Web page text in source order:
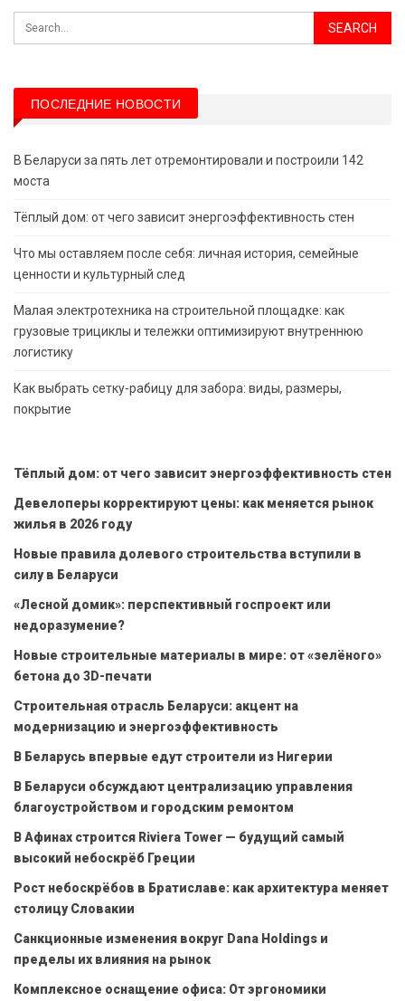
ПОСЛЕДНИЕ НОВОСТИ
В Беларуси за пять лет отремонтировали и построили 142
моста
Тёплый дом: от чего зависит энергоэффективность стен
Что мы оставляем после себя: личная история, семейные
ценности и культурный след
Малая электротехника на строительной площадке: как
грузовые трициклы и тележки оптимизируют внутреннюю
логистику
Как выбрать сетку-рабицу для забора: виды, размеры,
покрытие
Тёплый дом: от чего зависит энергоэффективность стен
Девелоперы корректируют цены: как меняется рынок
жилья в 2026 году
Новые правила долевого строительства вступили в
силу в Беларуси
«Лесной домик»: перспективный госпроект или
недоразумение?
Новые строительные материалы в мире: от «зелёного»
бетона до 3D-печати
Строительная отрасль Беларуси: акцент на
модернизацию и энергоэффективность
В Беларусь впервые едут строители из Нигерии
В Беларуси обсуждают централизацию управления
благоустройством и городским ремонтом
В Афинах строится Riviera Tower — будущий самый
высокий небоскрёб Греции
Рост небоскрёбов в Братиславе: как архитектура меняет
столицу Словакии
Санкционные изменения вокруг Dana Holdings и
пределы их влияния на рынок
Комплексное оснащение офиса: От эргономики